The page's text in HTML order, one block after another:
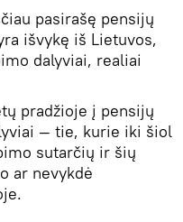
pasirašę pensijų
išvykę iš Lietuvos,
dalyviai, realiai
pradžioje į pensijų
— tie, kurie iki šiol
sutarčių ir šių
ar nevykdė